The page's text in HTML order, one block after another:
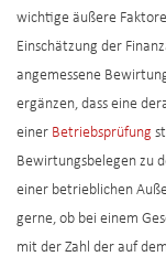
wichtige äußere
Einschätzung der
angemessene
ergänzen, dass eine
einer Betriebsprüfung
Bewirtungsbelegen zu
einer betrieblichen
gerne, ob bei einem
mit der Zahl der auf